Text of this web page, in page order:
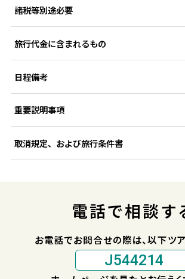
諸税等別途必要
旅行代金に含まれるもの
日程備考
重要説明事項
取消規定、および旅行条件書
電話で相談す
お電話でお問合せの際は、以下ツ
J544214